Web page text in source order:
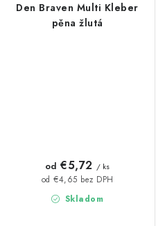
Den Braven Multi Kleber
pěna žlutá
Skladom
od €4,65 bez DPH
od €5,72 / ks